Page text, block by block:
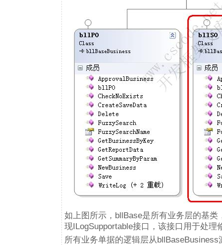
如上图所示，bllBase是所有业务层的基
现ILogSupportable接口，该接口用于处理
所有业务单据的逻辑层从